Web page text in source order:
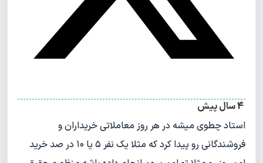
استاد چطوی میشه در هر روز معاملاتی خریداران و
فروشندگانی رو پیدا کرد که مثلا یک نفر ۵ یا ۱۰ در صد خرید